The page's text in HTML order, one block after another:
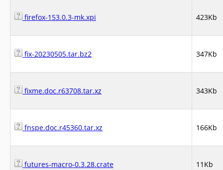
firefox-153.0.3-mk.xpi 423Kb
fix-20230505.tar.bz2 347Kb
fixme.doc.r63708.tar.xz 343Kb
fnspe.doc.r45360.tar.xz 166Kb
futures-macro-0.3.28.crate 11Kb